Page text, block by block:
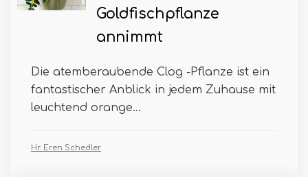
Goldfischpflanze
annimmt
Die atemberaubende Clog -Pflanze ist ein
fantastischer Anblick in jedem Zuhause mit
leuchtend orange...
Hr. Eren Schedler